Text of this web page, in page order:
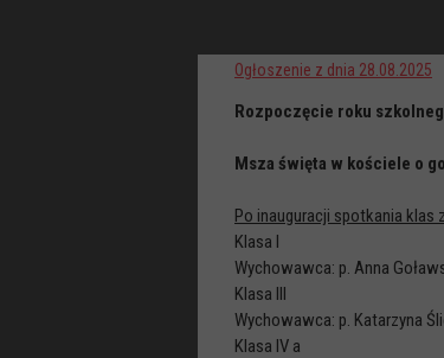
Ogłoszenie z dnia 28.08.2025
Rozpoczęcie roku
Msza święta w kościele o
Po inauguracji spotkania klas
Klasa I
Wychowawca: p. Anna
Klasa III
Wychowawca: p. Katarzyna
Klasa IV a